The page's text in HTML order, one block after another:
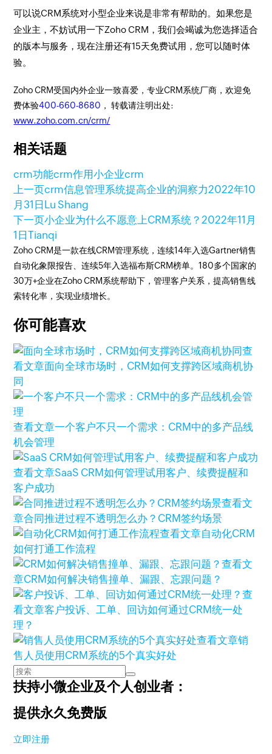
可以说CRM系统对小型企业来说是非常有帮助的。如果您是
企业主，不妨试用一下Zoho CRM，我们会竭诚为您选择适合
的版本与服务，现在注册还有15天免费试用，您可以随时体
验。
Zoho CRM受国内外企业一致喜爱，专业CRM系统厂商，欢迎免
费体验400-660-8680 ， 转载请注明出处:
www.zoho.com.cn/crm/
相关话题
crm功能crm作用小企业crm
上一页crm信息管理系统提高企业的洞察力2022年10
月31日 Lu Shang
下一页小企业为什么不愿意上CRM系统？2022年11月
1日Tianqi
Zoho CRM是一款在线CRM管理系统，连续14年入选Gartner销售
自动化象限报告、连续5年入选福布斯CRM榜单。180多个国家的
30万+企业在Zoho CRM系统帮助下，管理客户关系，提高销售线
索转化率，实现业绩增长。
你可能喜欢
查
看文章面向全球市场时，CRM如何支撑跨区域商机协
同
查看文章一个客户不只一个需求：CRM中的多产品线
机会管理
查看文章SaaS CRM如何管理试用客户、续费提醒和
客户成功
查看文
章合同推进过程不透明怎么办？CRM签约场景
查看文章自动化CRM
如何打通工作流程
查看文
章CRM如何解决销售撞单、漏跟、忘跟问题？
查
看文章客户投诉、工单、回访如何通过CRM统一处
理？
查看文章销
售人员使用CRM系统的5个真实好处
扶持小微企业及个人创业者：
提供永久免费版
立即注册